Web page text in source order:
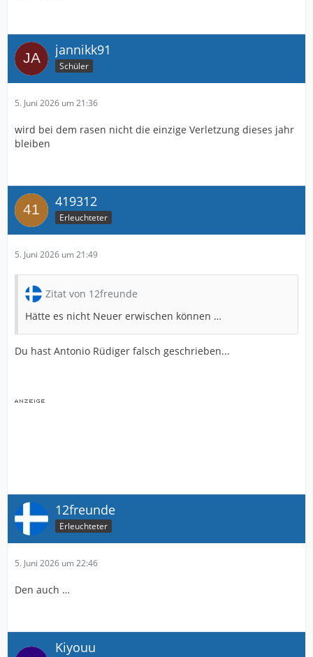
jannikk91
Schüler
5. Juni 2026 um 21:36
wird bei dem rasen nicht die einzige Verletzung dieses jahr
bleiben
419312
Erleuchteter
5. Juni 2026 um 21:49
Zitat von 12freunde
Hätte es nicht Neuer erwischen können …
Du hast Antonio Rüdiger falsch geschrieben...
12freunde
Erleuchteter
5. Juni 2026 um 22:46
Den auch …
Kiyouu